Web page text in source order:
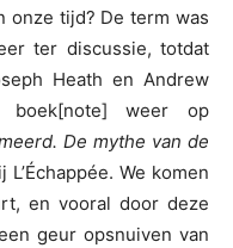
onze tijd? De term was
ter discussie, totdat
Heath en Andrew
weer op
De mythe van de
We komen
en vooral door deze
geur opsnuiven van